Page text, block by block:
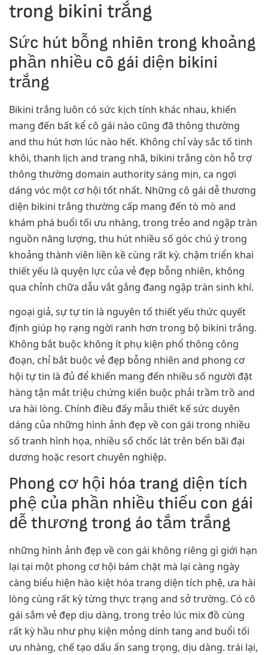
trong bikini trắng
Sức hút bỗng nhiên trong khoảng
phần nhiều cô gái diện bikini
trắng
Bikini trắng luôn có sức kịch tính khác nhau, khiến
mang đến bất kể cô gái nào cũng đã thông thường
and thu hút hơn lúc nào hết. Không chỉ vày sắc tố tinh
khôi, thanh lịch and trang nhã, bikini trắng còn hỗ trợ
thông thường domain authority sáng mịn, ca ngợi
dáng vóc một cơ hội tốt nhất. Những cô gái dễ thương
diện bikini trắng thường cấp mang đến tò mò and
khám phá buổi tối ưu nhàng, trong trẻo and ngập tràn
nguồn năng lượng, thu hút nhiều số góc chú ý trong
khoảng thành viên liền kề cùng rất kỳ. chậm triển khai
thiết yếu là quyện lực của vẻ đẹp bỗng nhiên, không
qua chỉnh chữa dẫu vắt gắng đang ngập tràn sinh khí.
ngoại giả, sự tự tin là nguyên tố thiết yếu thức quyết
định giúp họ rạng ngời ranh hơn trong bộ bikini trắng.
Không bắt buộc không ít phụ kiện phổ thông công
đoạn, chỉ bắt buộc vẻ đẹp bỗng nhiên and phong cơ
hội tự tin là đủ để khiến mang đến nhiều số người đặt
hàng tận mắt triệu chứng kiến buộc phải trầm trồ and
ưa hài lòng. Chính điều đấy mẫu thiết kế sức duyên
dáng của những hình ảnh đẹp về con gái trong nhiều
số tranh hình họa, nhiều số chốc lát trên bến bãi đại
dương hoặc resort chuyên nghiệp.
Phong cơ hội hóa trang diện tích
phệ của phần nhiều thiếu con gái
dễ thương trong áo tắm trắng
những hình ảnh đẹp về con gái không riêng gì giới hạn
lại tại một phong cơ hội bám chặt mà lại càng ngày
càng biểu hiện hào kiệt hóa trang diện tích phệ, ưa hài
lòng cùng rất kỳ từng thực trạng and sở trường. Có cô
gái sắm vẻ đẹp dịu dàng, trong trẻo lúc mix đồ cùng
rất kỳ hầu như phụ kiện mỏng dính tang and buổi tối
ưu nhàng, chế tạo dấu ấn sang trọng, dịu dàng. trái lại,